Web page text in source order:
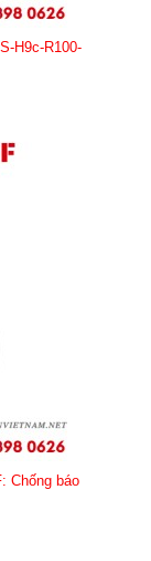
H9c-R100-
Chống báo